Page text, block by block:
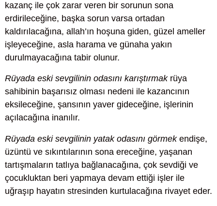
kazanç ile çok zarar veren bir sorunun sona
erdirileceğine, başka sorun varsa ortadan
kaldırılacağına, allah’ın hoşuna giden, güzel ameller
işleyeceğine, asla harama ve günaha yakın
durulmayacağına tabir olunur.
Rüyada eski sevgilinin odasını karıştırmakrüya
sahibinin başarısız olması nedeni ile kazancının
eksileceğine, şansının yaver gideceğine, işlerinin
açılacağına inanılır.
Rüyada eski sevgilinin yatak odasını görmekendişe,
üzüntü ve sıkıntılarının sona ereceğine, yaşanan
tartışmaların tatlıya bağlanacağına, çok sevdiği ve
çocukluktan beri yapmaya devam ettiği işler ile
uğraşıp hayatın stresinden kurtulacağına rivayet eder.